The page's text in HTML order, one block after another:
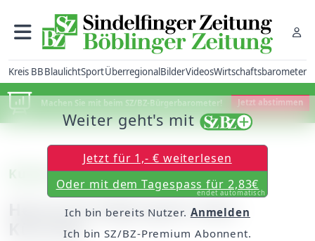
Kreis BBBlaulichtSportÜberregionalBilderVideosWirtschaftsbarometer
Machen Sie mit beim SZ/BZ-Bürgerbarometer! Jetzt abstimmen
Kulturvorschau (II)
Heute Rundgangmit dem
Künstler
Weiter geht's mit
Jetzt für 1,- € weiterlesen
Oder mit dem Tagespass für 2,83€
endet automatisch
Ich bin bereits Nutzer. Anmelden
Ich bin SZ/BZ-Premium Abonnent.